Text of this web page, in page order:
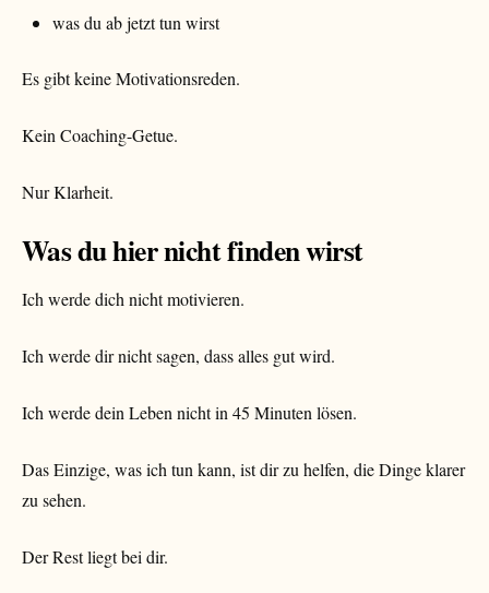
was du ab jetzt tun wirst
Es gibt keine Motivationsreden.
Kein Coaching-Getue.
Nur Klarheit.
Was du hier nicht finden wirst
Ich werde dich nicht motivieren.
Ich werde dir nicht sagen, dass alles gut wird.
Ich werde dein Leben nicht in 45 Minuten lösen.
Das Einzige, was ich tun kann, ist dir zu helfen, die Dinge klarer
zu sehen.
Der Rest liegt bei dir.